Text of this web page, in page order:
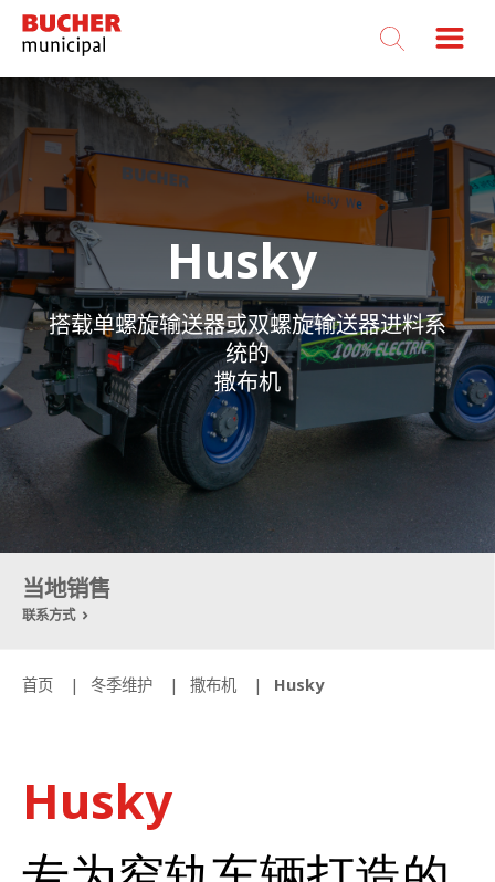
Bucher
Municipal
Husky
搭载单螺旋输送器或双螺旋输送器进料系
统的
撒布机
当地销售
联系方式
首页 冬季维护 撒布机 Husky
Husky